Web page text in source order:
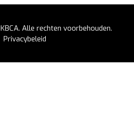
KBCA. Alle rechten voorbehouden.
Privacybeleid